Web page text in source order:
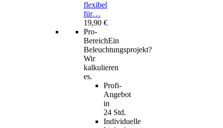
flexibel
für…
19,90 €
Pro-
BereichEin
Beleuchtungsprojekt?
Wir
kalkulieren
es.
Profi-
Angebot
in
24 Std.
Individuelle